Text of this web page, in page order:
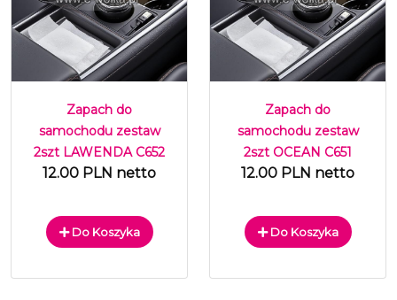
Zapach do
samochodu zestaw
2szt LAWENDA C652
12.00 PLN netto
Do Koszyka
Zapach do
samochodu zestaw
2szt OCEAN C651
12.00 PLN netto
Do Koszyka